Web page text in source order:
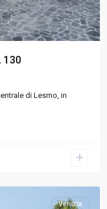
130
di Lesmo, in
Vendita